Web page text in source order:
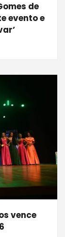
de
evento e
vence